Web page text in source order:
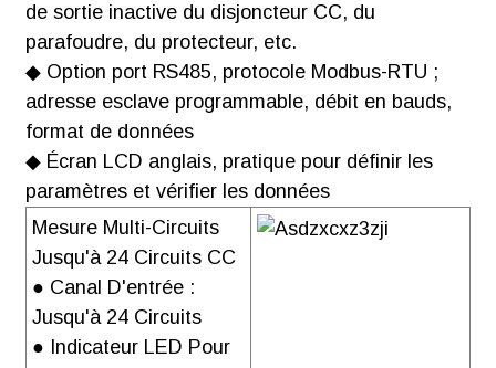
de sortie inactive du disjoncteur CC, du
parafoudre, du protecteur, etc.
◆ Option port RS485, protocole Modbus-RTU ;
adresse esclave programmable, débit en bauds,
format de données
◆ Écran LCD anglais, pratique pour définir les
paramètres et vérifier les données
Mesure Multi-Circuits
Jusqu'à 24 Circuits CC
● Canal D'entrée :
Jusqu'à 24 Circuits
● Indicateur LED Pour
Certificat LVD
de la série AGF-
Télécharger